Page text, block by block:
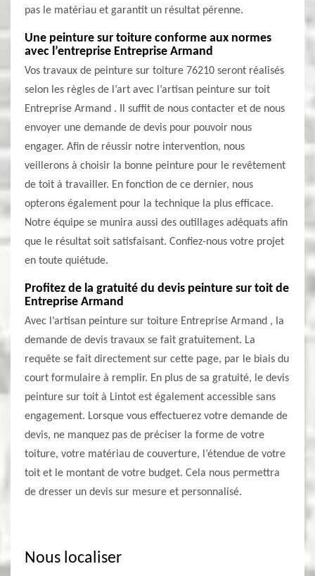
pas le matériau et garantit un résultat pérenne.
Une peinture sur toiture conforme aux normes
avec l’entreprise Entreprise Armand
Vos travaux de peinture sur toiture 76210 seront réalisés
selon les règles de l’art avec l’artisan peinture sur toit
Entreprise Armand . Il suffit de nous contacter et de nous
envoyer une demande de devis pour pouvoir nous
engager. Afin de réussir notre intervention, nous
veillerons à choisir la bonne peinture pour le revêtement
de toit à travailler. En fonction de ce dernier, nous
opterons également pour la technique la plus efficace.
Notre équipe se munira aussi des outillages adéquats afin
que le résultat soit satisfaisant. Confiez-nous votre projet
en toute quiétude.
Profitez de la gratuité du devis peinture sur toit de
Entreprise Armand
Avec l’artisan peinture sur toiture Entreprise Armand , la
demande de devis travaux se fait gratuitement. La
requête se fait directement sur cette page, par le biais du
court formulaire à remplir. En plus de sa gratuité, le devis
peinture sur toit à Lintot est également accessible sans
engagement. Lorsque vous effectuerez votre demande de
devis, ne manquez pas de préciser la forme de votre
toiture, votre matériau de couverture, l’étendue de votre
toit et le montant de votre budget. Cela nous permettra
de dresser un devis sur mesure et personnalisé.
Nous localiser